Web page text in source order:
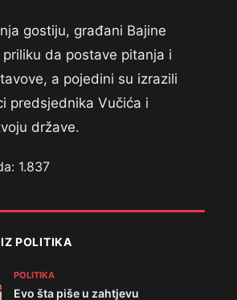
gostiju, građani Bajine
da postave pitanja i
a pojedini su izrazili
predsjednika Vučića i
države.
1.837
POLITIKA
POLITIKA
Evo šta piše u zahtjevu